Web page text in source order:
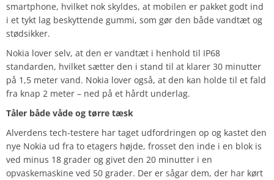
smartphone, hvilket nok skyldes, at mobilen er pakket godt ind
i et tykt lag beskyttende gummi, som gør den både vandtæt og
stødsikker.
Nokia lover selv, at den er vandtæt i henhold til IP68
standarden, hvilket sætter den i stand til at klarer 30 minutter
på 1,5 meter vand. Nokia lover også, at den kan holde til et fald
fra knap 2 meter – ned på et hårdt underlag.
Tåler både våde og tørre tæsk
Alverdens tech-testere har taget udfordringen op og kastet den
nye Nokia ud fra to etagers højde, frosset den inde i en blok is
ved minus 18 grader og givet den 20 minutter i en
opvaskemaskine ved 50 grader. Der er sågar dem, der har kørt